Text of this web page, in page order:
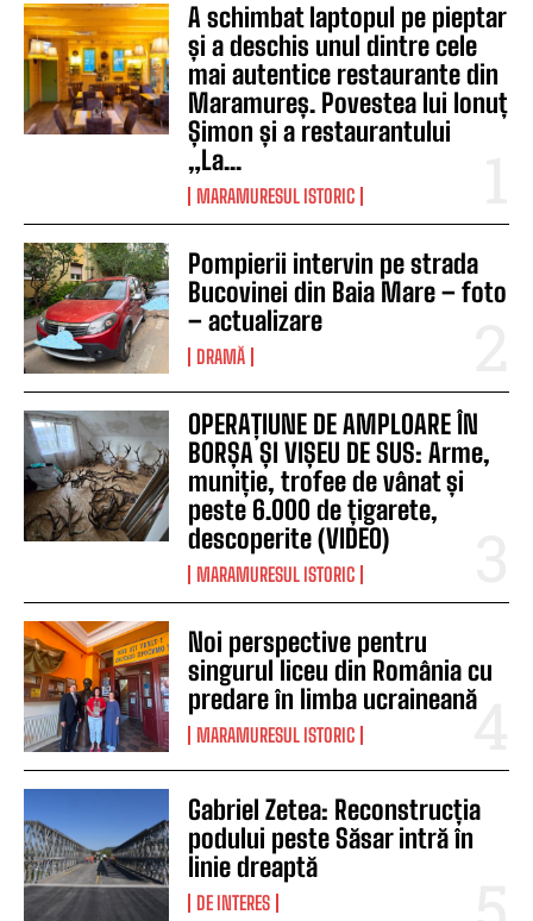
A schimbat laptopul pe pieptar
și a deschis unul dintre cele
mai autentice restaurante din
Maramureș. Povestea lui Ionuț
Șimon și a restaurantului
„La...
MARAMURESUL ISTORIC
Pompierii intervin pe strada
Bucovinei din Baia Mare – foto
– actualizare
DRAMĂ
OPERAȚIUNE DE AMPLOARE ÎN
BORȘA ȘI VIȘEU DE SUS: Arme,
muniție, trofee de vânat și
peste 6.000 de țigarete,
descoperite (VIDEO)
MARAMURESUL ISTORIC
Noi perspective pentru
singurul liceu din România cu
predare în limba ucraineană
MARAMURESUL ISTORIC
Gabriel Zetea: Reconstrucția
podului peste Săsar intră în
linie dreaptă
DE INTERES